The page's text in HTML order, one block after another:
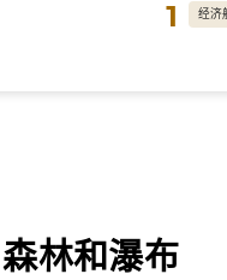
1 经济
林和瀑布